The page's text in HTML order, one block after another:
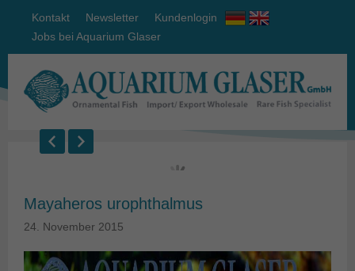
Kontakt Newsletter
Kundenlogin
Jobs bei Aquarium Glaser
Mayaheros urophthalmus
24. November 2015